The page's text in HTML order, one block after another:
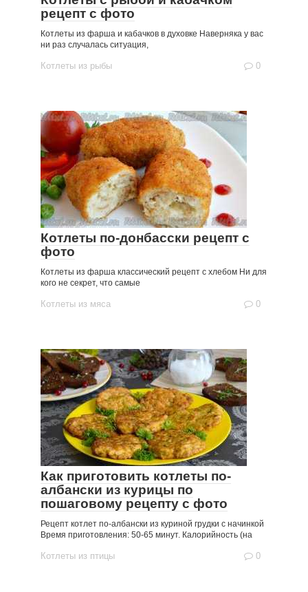
рецепт с фото
Котлеты из фарша и кабачков в духовке Наверняка у вас
ни раз случалась ситуация,
Котлеты из рыбы 0
Котлеты по-донбасски рецепт с
фото
Котлеты из фарша классический рецепт с хлебом Ни для
кого не секрет, что самые
Котлеты из мяса 0
Как приготовить котлеты по-
албански из курицы по
пошаговому рецепту с фото
Рецепт котлет по-албански из куриной грудки с начинкой
Время приготовления: 50-65 минут. Калорийность (на
Котлеты из птицы 0